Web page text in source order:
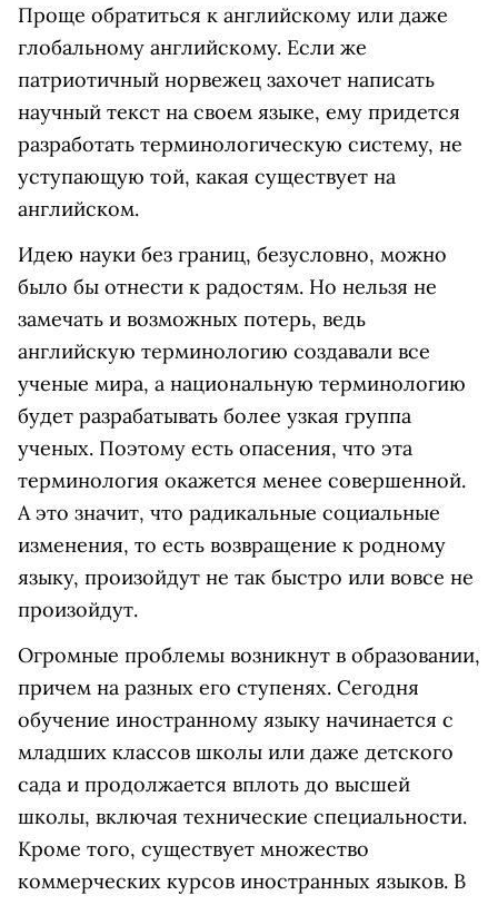
Проще обратиться к английскому или даже
глобальному английскому. Если же
патриотичный норвежец захочет написать
научный текст на своем языке, ему придется
разработать терминологическую систему, не
уступающую той, какая существует на
английском.
Идею науки без границ, безусловно, можно
было бы отнести к радостям. Но нельзя не
замечать и возможных потерь, ведь
английскую терминологию создавали все
ученые мира, а национальную терминологию
будет разрабатывать более узкая группа
ученых. Поэтому есть опасения, что эта
терминология окажется менее совершенной.
А это значит, что радикальные социальные
изменения, то есть возвращение к родному
языку, произойдут не так быстро или вовсе не
произойдут.
Огромные проблемы возникнут в образовании,
причем на разных его ступенях. Сегодня
обучение иностранному языку начинается с
младших классов школы или даже детского
сада и продолжается вплоть до высшей
школы, включая технические специальности.
Кроме того, существует множество
коммерческих курсов иностранных языков. В